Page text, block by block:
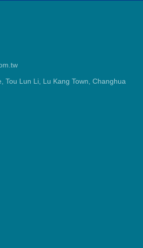
Tou Lun Li, Lu Kang Town, Changhua